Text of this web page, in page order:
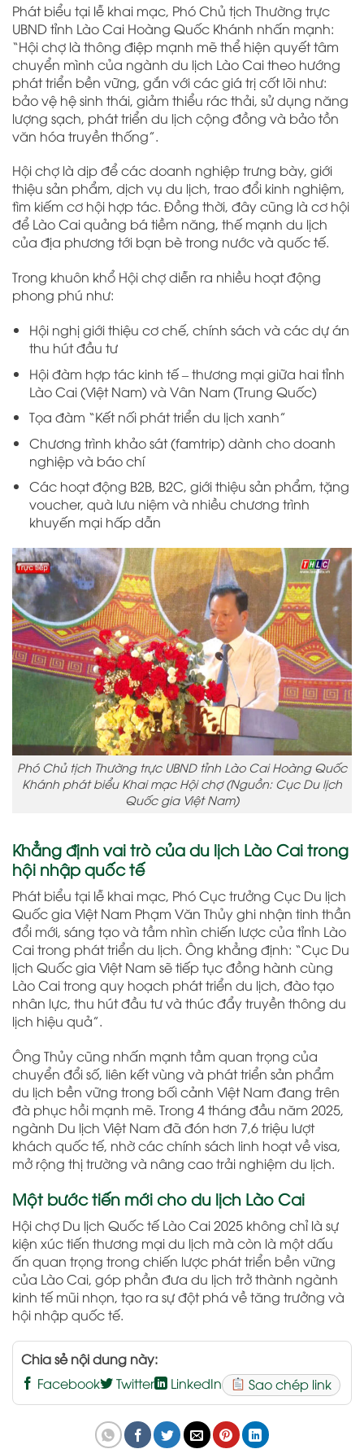
Phát biểu tại lễ khai mạc, Phó Chủ tịch Thường trực
UBND tỉnh Lào Cai Hoàng Quốc Khánh nhấn mạnh:
“Hội chợ là thông điệp mạnh mẽ thể hiện quyết tâm
chuyển mình của ngành du lịch Lào Cai theo hướng
phát triển bền vững, gắn với các giá trị cốt lõi như:
bảo vệ hệ sinh thái, giảm thiểu rác thải, sử dụng năng
lượng sạch, phát triển du lịch cộng đồng và bảo tồn
văn hóa truyền thống”.
Hội chợ là dịp để các doanh nghiệp trưng bày, giới
thiệu sản phẩm, dịch vụ du lịch, trao đổi kinh nghiệm,
tìm kiếm cơ hội hợp tác. Đồng thời, đây cũng là cơ hội
để Lào Cai quảng bá tiềm năng, thế mạnh du lịch
của địa phương tới bạn bè trong nước và quốc tế.
Trong khuôn khổ Hội chợ diễn ra nhiều hoạt động
phong phú như:
Hội nghị giới thiệu cơ chế, chính sách và các dự án
thu hút đầu tư
Hội đàm hợp tác kinh tế – thương mại giữa hai tỉnh
Lào Cai (Việt Nam) và Vân Nam (Trung Quốc)
Tọa đàm “Kết nối phát triển du lịch xanh”
Chương trình khảo sát (famtrip) dành cho doanh
nghiệp và báo chí
Các hoạt động B2B, B2C, giới thiệu sản phẩm, tặng
voucher, quà lưu niệm và nhiều chương trình
khuyến mại hấp dẫn
Phó Chủ tịch Thường trực UBND tỉnh Lào Cai Hoàng Quốc
Khánh phát biểu Khai mạc Hội chợ (Nguồn: Cục Du lịch
Quốc gia Việt Nam)
Khẳng định vai trò của du lịch Lào Cai trong
hội nhập quốc tế
Phát biểu tại lễ khai mạc, Phó Cục trưởng Cục Du lịch
Quốc gia Việt Nam Phạm Văn Thủy ghi nhận tinh thần
đổi mới, sáng tạo và tầm nhìn chiến lược của tỉnh Lào
Cai trong phát triển du lịch. Ông khẳng định: “Cục Du
lịch Quốc gia Việt Nam sẽ tiếp tục đồng hành cùng
Lào Cai trong quy hoạch phát triển du lịch, đào tạo
nhân lực, thu hút đầu tư và thúc đẩy truyền thông du
lịch hiệu quả”.
Ông Thủy cũng nhấn mạnh tầm quan trọng của
chuyển đổi số, liên kết vùng và phát triển sản phẩm
du lịch bền vững trong bối cảnh Việt Nam đang trên
đà phục hồi mạnh mẽ. Trong 4 tháng đầu năm 2025,
ngành Du lịch Việt Nam đã đón hơn 7,6 triệu lượt
khách quốc tế, nhờ các chính sách linh hoạt về visa,
mở rộng thị trường và nâng cao trải nghiệm du lịch.
Một bước tiến mới cho du lịch Lào Cai
Hội chợ Du lịch Quốc tế Lào Cai 2025 không chỉ là sự
kiện xúc tiến thương mại du lịch mà còn là một dấu
ấn quan trọng trong chiến lược phát triển bền vững
của Lào Cai, góp phần đưa du lịch trở thành ngành
kinh tế mũi nhọn, tạo ra sự đột phá về tăng trưởng và
hội nhập quốc tế.
Chia sẻ nội dung này:
Facebook
Twitter LinkedIn Sao chép link